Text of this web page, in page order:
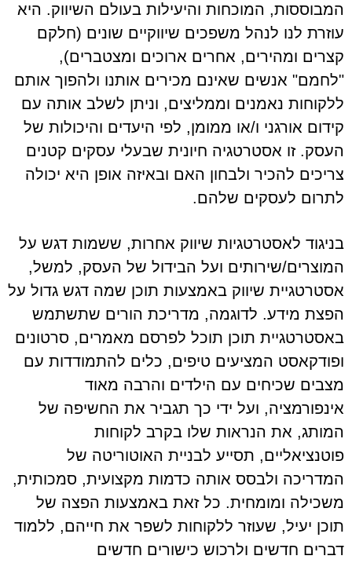
המבוססות, המוכחות והיעילות בעולם השיווק. היא
עוזרת לנו לנהל משפכים שיווקיים שונים (חלקם
קצרים ומהירים, אחרים ארוכים ומצטברים),
"לחמם" אנשים שאינם מכירים אותנו ולהפוך אותם
ללקוחות נאמנים וממליצים, וניתן לשלב אותה עם
קידום אורגני ו/או ממומן, לפי היעדים והיכולות של
העסק. זו אסטרטגיה חיונית שבעלי עסקים קטנים
צריכים להכיר ולבחון האם ובאיזה אופן היא יכולה
לתרום לעסקים שלהם.
בניגוד לאסטרטגיות שיווק אחרות, ששמות דגש על
המוצרים/שירותים ועל הבידול של העסק, למשל,
אסטרטגיית שיווק באמצעות תוכן שמה דגש גדול על
הפצת מידע. לדוגמה, מדריכת הורים שתשתמש
באסטרטגיית תוכן תוכל לפרסם מאמרים, סרטונים
ופודקאסט המציעים טיפים, כלים להתמודדות עם
מצבים שכיחים עם הילדים והרבה מאוד
אינפורמציה, ועל ידי כך תגביר את החשיפה של
המותג, את הנראות שלו בקרב לקוחות
פוטנציאליים, תסייע לבניית האוטוריטה של
המדריכה ולבסס אותה כדמות מקצועית, סמכותית,
משכילה ומומחית. כל זאת באמצעות הפצה של
תוכן יעיל, שעוזר ללקוחות לשפר את חייהם, ללמוד
דברים חדשים ולרכוש כישורים חדשים